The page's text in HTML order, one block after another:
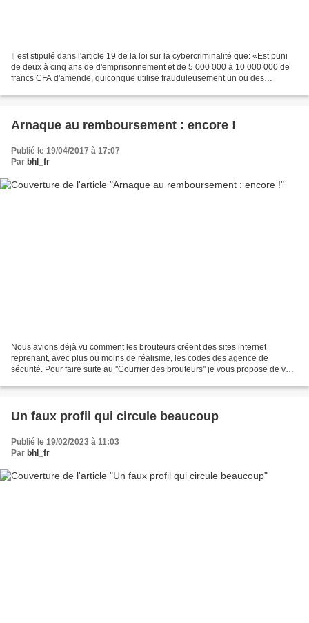
Il est stipulé dans l'article 19 de la loi sur la cybercriminalité que: «Est puni
de deux à cinq ans de d'emprisonnement et de 5 000 000 à 10 000 000 de
francs CFA d'amende, quiconque utilise frauduleusement un ou des
Arnaque au remboursement : encore !
Publié le 19/04/2017 à 17:07
Par bhl_fr
Nous avions déjà vu comment les brouteurs créent des sites internet
reprenant, avec plus ou moins de réalisme, les codes des agence de
sécurité. Pour faire suite au ''Courrier des brouteurs'' je vous propose de voir
Un faux profil qui circule beaucoup
Publié le 19/02/2023 à 11:03
Par bhl_fr